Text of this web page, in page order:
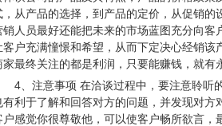
，从产品的选择，到产品的定价，从促销的
销人员最好还能把未来的市场蓝图充分向客
客户充满憧憬和希望，从而下定决心经销
家最终关注的都是利润，只要能赚钱，就有
4、注意事项 在洽谈过程中，要注意聆听
有利于了解和回答对方的问题，并发现对
户感觉你很尊敬他，可以使客户畅所欲言